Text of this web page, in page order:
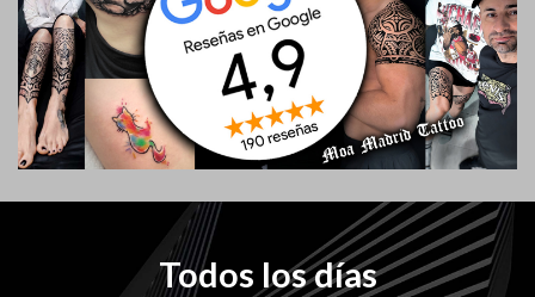
Todos los días